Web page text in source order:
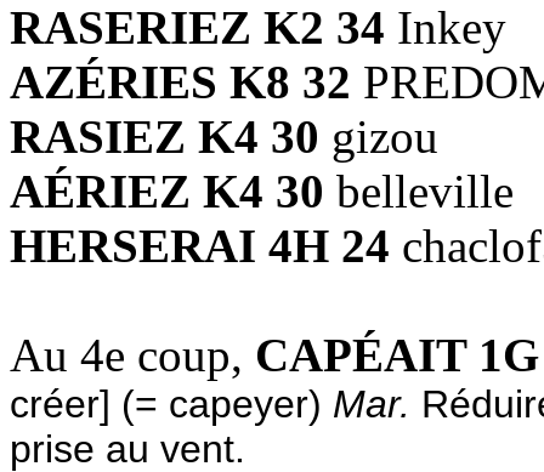
RASERIEZ K2 34 Inkey
AZÉRIES K8 32
RASIEZ K4 30 gizou
AÉRIEZ K4 30 belleville
HERSERAI 4H 24
Au 4e coup, CAPÉAIT
créer] (= capeyer) Mar.
prise au vent.